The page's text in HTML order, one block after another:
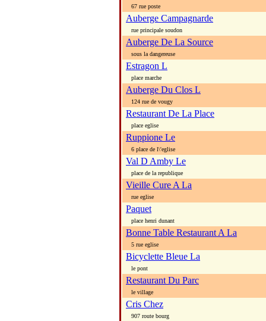
67 rue poste
Auberge Campagnarde
rue principale soudon
Auberge De La Source
sous la dangereuse
Estragon L
place marche
Auberge Du Clos L
124 rue de vougy
Restaurant De La Place
place eglise
Ruppione Le
6 place de l\'eglise
Val D Amby Le
place de la republique
Vieille Cure A La
rue eglise
Paquet
place henri dunant
Bonne Table Restaurant A La
5 rue eglise
Bicyclette Bleue La
le pont
Restaurant Du Parc
le village
Cris Chez
907 route bourg